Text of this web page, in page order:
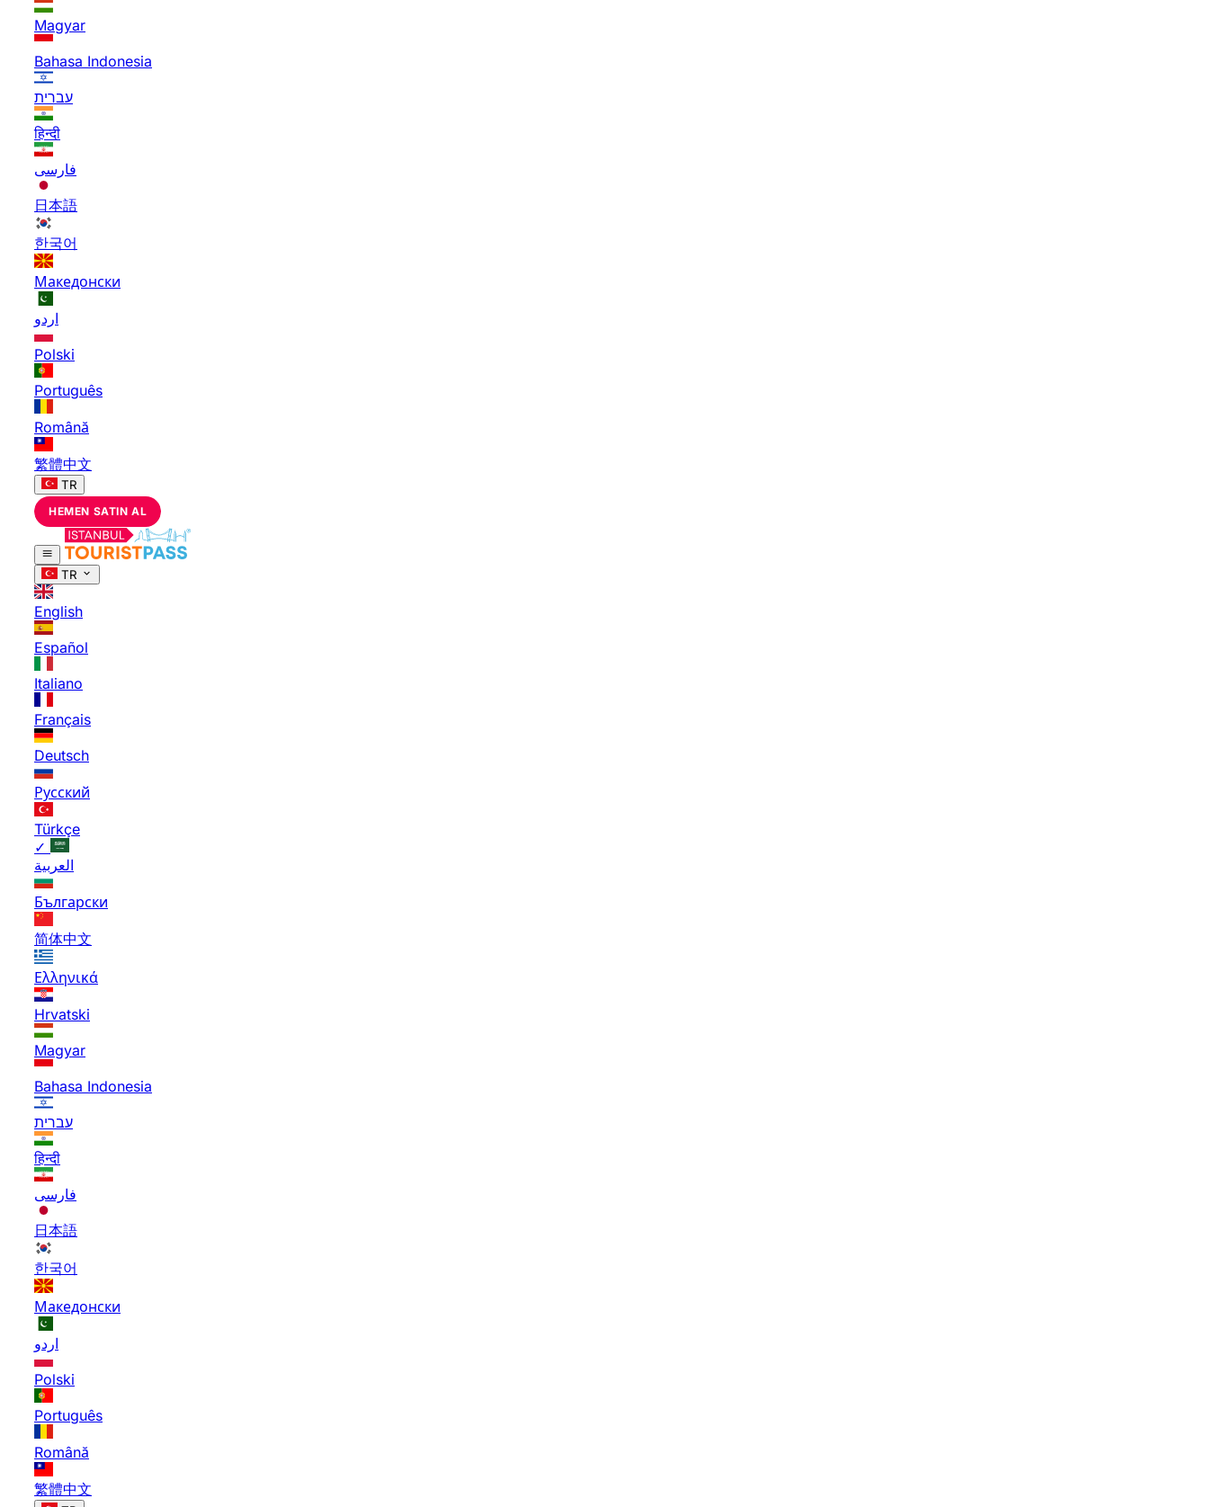
Magyar
Bahasa Indonesia
עברית
हिन्दी
فارسی
日本語
한국어
Македонски
اردو
Polski
Português
Română
繁體中文
TR
HEMEN SATIN AL
TR
English
Español
Italiano
Français
Deutsch
Русский
Türkçe
✓
العربية
Български
简体中文
Ελληνικά
Hrvatski
Magyar
Bahasa Indonesia
עברית
हिन्दी
فارسی
日本語
한국어
Македонски
اردو
Polski
Português
Română
繁體中文